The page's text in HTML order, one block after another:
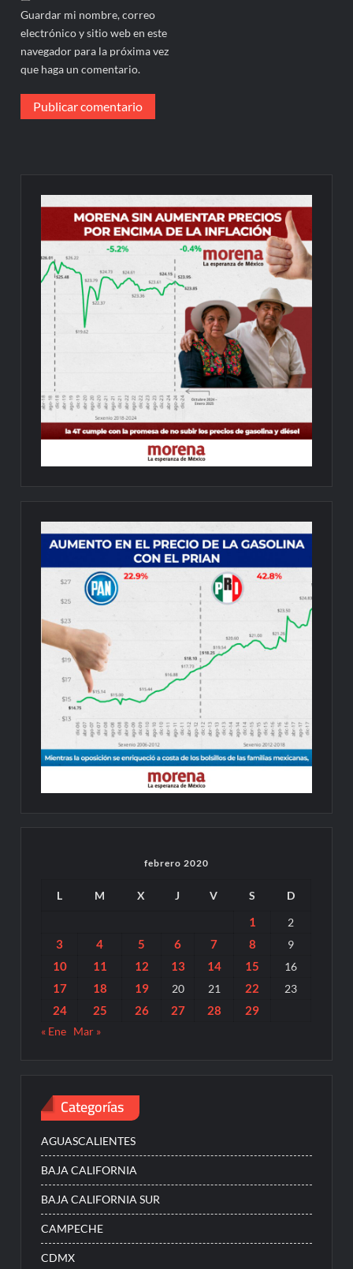
Guardar mi nombre, correo
electrónico y sitio web en este
navegador para la próxima vez
que haga un comentario.
febrero 2020
L M X J V S D
1 2
3 4 5 6 7 8 9
10 11 12 13 14 15 16
17 18 19 20 21 22 23
24 25 26 27 28 29
« Ene Mar »
Categorías
AGUASCALIENTES
BAJA CALIFORNIA
BAJA CALIFORNIA SUR
CAMPECHE
CDMX